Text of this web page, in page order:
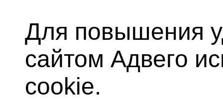
Для повышения
сайтом Адвего
cookie.